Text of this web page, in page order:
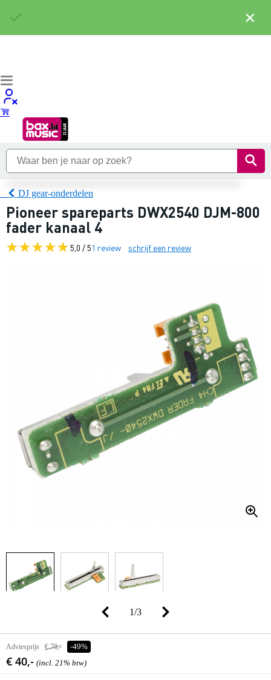
DJ gear-onderdelen
Pioneer spareparts DWX2540 DJM-800
fader kanaal 4
5,0 / 51 review schrijf een review
1/3
Adviesprijs € 78,- -49%
€ 40,- (incl. 21% btw)
×